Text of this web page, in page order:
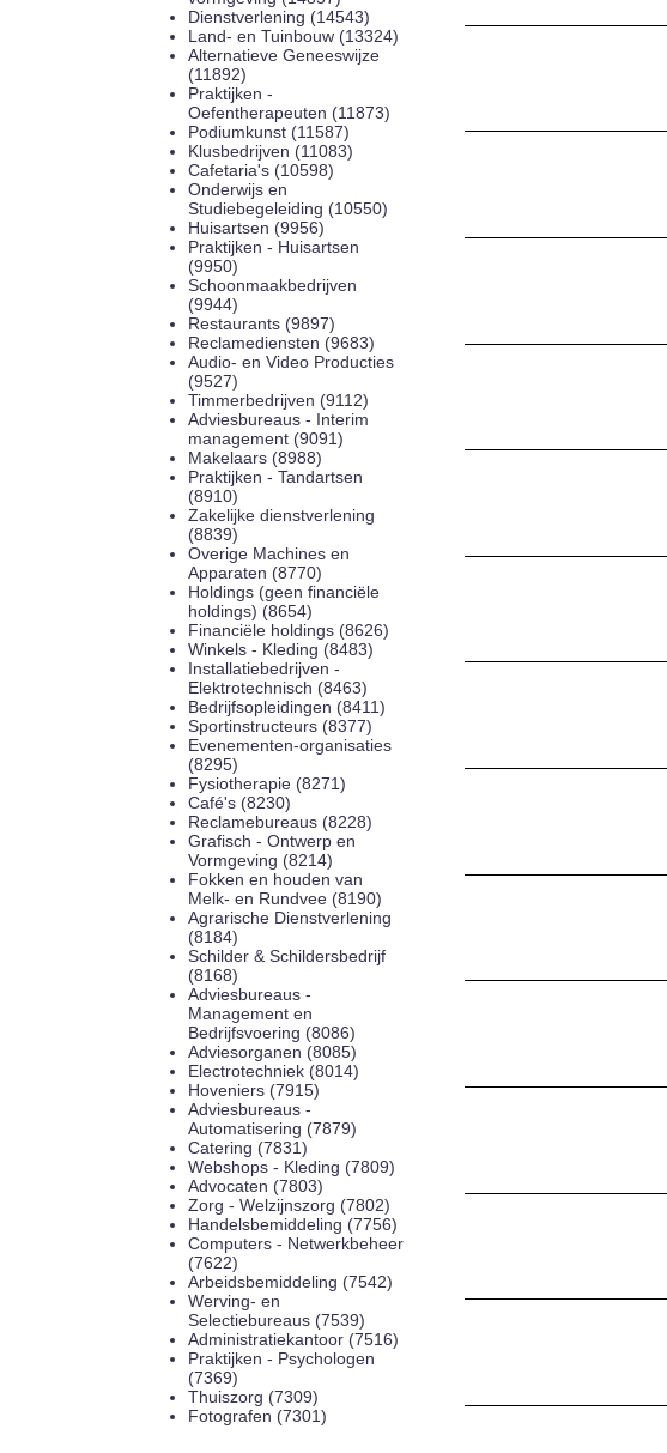
Dienstverlening (14543)
Land- en Tuinbouw (13324)
Alternatieve Geneeswijze
(11892)
Praktijken -
Oefentherapeuten (11873)
Podiumkunst (11587)
Klusbedrijven (11083)
Cafetaria's (10598)
Onderwijs en
Studiebegeleiding (10550)
Huisartsen (9956)
Praktijken - Huisartsen
(9950)
Schoonmaakbedrijven
(9944)
Restaurants (9897)
Reclamediensten (9683)
Audio- en Video Producties
(9527)
Timmerbedrijven (9112)
Adviesbureaus - Interim
management (9091)
Makelaars (8988)
Praktijken - Tandartsen
(8910)
Zakelijke dienstverlening
(8839)
Overige Machines en
Apparaten (8770)
Holdings (geen financiële
holdings) (8654)
Financiële holdings (8626)
Winkels - Kleding (8483)
Installatiebedrijven -
Elektrotechnisch (8463)
Bedrijfsopleidingen (8411)
Sportinstructeurs (8377)
Evenementen-organisaties
(8295)
Fysiotherapie (8271)
Café's (8230)
Reclamebureaus (8228)
Grafisch - Ontwerp en
Vormgeving (8214)
Fokken en houden van
Melk- en Rundvee (8190)
Agrarische Dienstverlening
(8184)
Schilder & Schildersbedrijf
(8168)
Adviesbureaus -
Management en
Bedrijfsvoering (8086)
Adviesorganen (8085)
Electrotechniek (8014)
Hoveniers (7915)
Adviesbureaus -
Automatisering (7879)
Catering (7831)
Webshops - Kleding (7809)
Advocaten (7803)
Zorg - Welzijnszorg (7802)
Handelsbemiddeling (7756)
Computers - Netwerkbeheer
(7622)
Arbeidsbemiddeling (7542)
Werving- en
Selectiebureaus (7539)
Administratiekantoor (7516)
Praktijken - Psychologen
(7369)
Thuiszorg (7309)
Fotografen (7301)